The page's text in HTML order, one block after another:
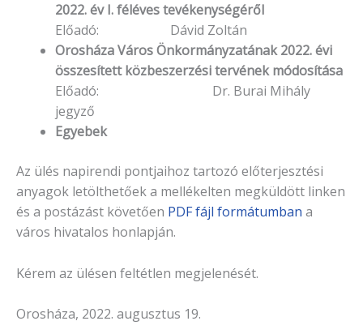
2022. év I. féléves tevékenységéről
Előadó: Dávid Zoltán
Orosháza Város Önkormányzatának 2022. évi
összesített közbeszerzési tervének módosítása
Előadó: Dr. Burai Mihály
jegyző
Egyebek
Az ülés napirendi pontjaihoz tartozó előterjesztési
anyagok letölthetőek a mellékelten megküldött linken
és a postázást követően PDF fájl formátumban a
város hivatalos honlapján.
Kérem az ülésen feltétlen megjelenését.
Orosháza, 2022. augusztus 19.